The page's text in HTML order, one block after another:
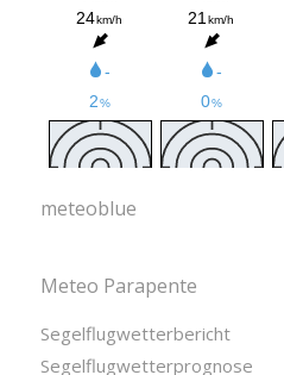
meteoblue
Meteo Parapente
Segelflugwetterbericht
Segelflugwetterprognose